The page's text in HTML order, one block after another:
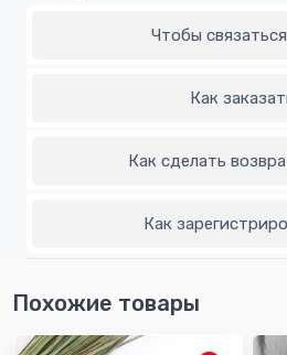
Чтобы
Как
Как сделать
Как
Похожие товары